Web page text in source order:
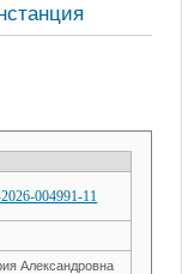
004991-11
Александровна